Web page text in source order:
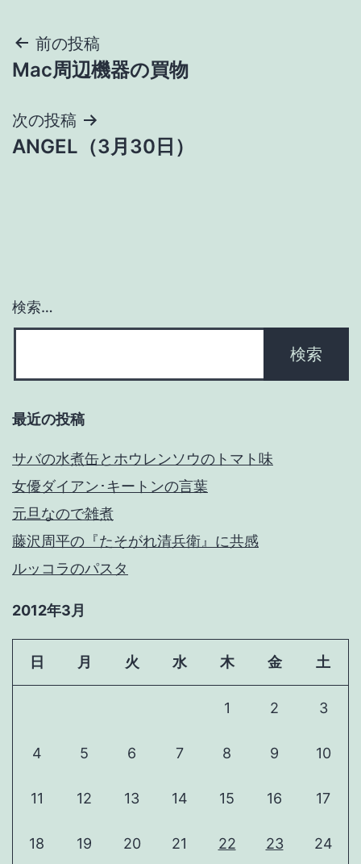
投
稿
ナ
ビ
ョ
前の投稿
Mac周辺機器の買物
次の投稿
ANGEL（3月30日）
検索…
最近の投稿
サバの水煮缶とホウレンソウのトマト味
女優ダイアン･キートンの言葉
元旦なので雑煮
藤沢周平の『たそがれ清兵衛』に共感
ルッコラのパスタ
2012年3月
日 月 火 水 木 金 土
1 2 3
4 5 6 7 8 9 10
11 12 13 14 15 16 17
18 19 20 21 22 23 24